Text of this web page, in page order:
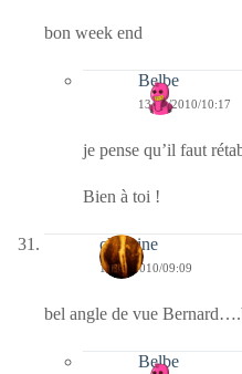
bon week end
Belbe
13/11/2010/10:17
je pense qu’il faut
Bien à toi !
christine
13/11/2010/09:09
bel angle de vue
Belbe